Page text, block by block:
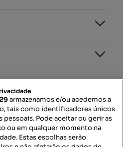
armazenamos e/ou acedemos a
tais como identificadores únicos
Pode aceitar ou gerir as
ou em qualquer momento na
Estas escolhas serão